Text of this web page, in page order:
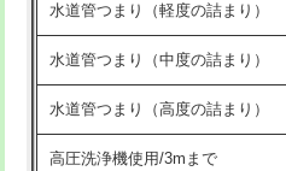
洗面台設置
化粧台設置
追加人工
交換・取付(排水栓・排水トラップ
水道管つまり（軽度の詰まり）
水道管つまり（中度の詰まり）
水道管つまり（高度の詰まり）
高圧洗浄機使用/3mまで